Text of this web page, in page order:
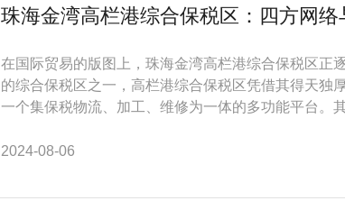
珠海金湾高栏港综合保税区：四方网
在国际贸易的版图上，珠海金湾高栏港综合保税区正
的综合保税区之一，高栏港综合保税区凭借其得天独
一个集保税物流、加工、维修为一体的多功能平台。
2024-08-06